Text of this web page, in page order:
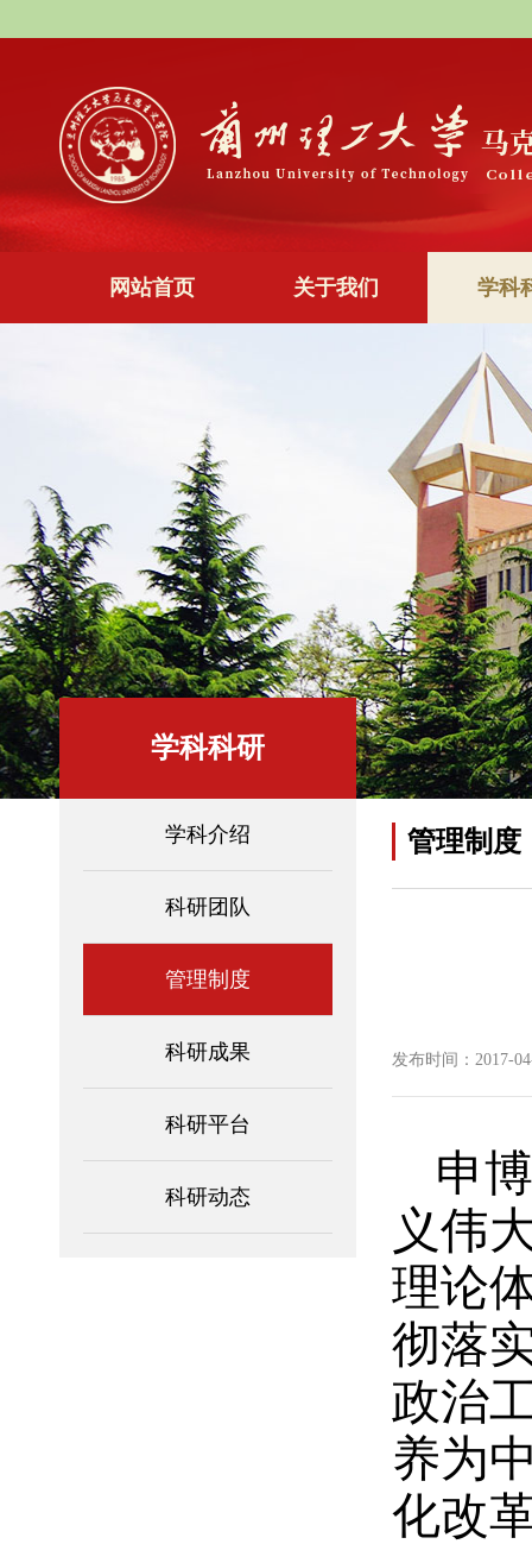
网站首页 关于我们 学科
学科科研
学科介绍
科研团队
管理制度
科研成果
科研平台
科研动态
管理制度
发布时间：2017-
申
义伟
理论
彻落
政治
养为
化改